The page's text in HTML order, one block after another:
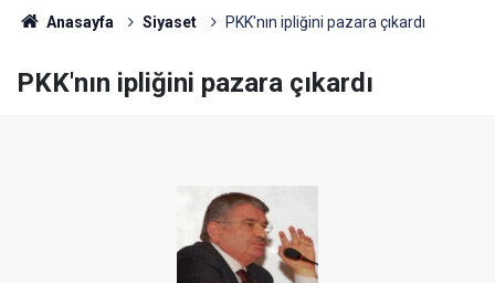
Anasayfa Siyaset PKK'nın ipliğini pazara çıkardı
PKK'nın ipliğini pazara çıkardı